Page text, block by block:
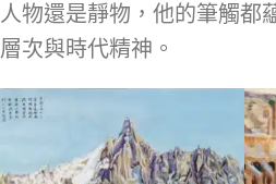
人物還是靜物，他的筆觸都
層次與時代精神。